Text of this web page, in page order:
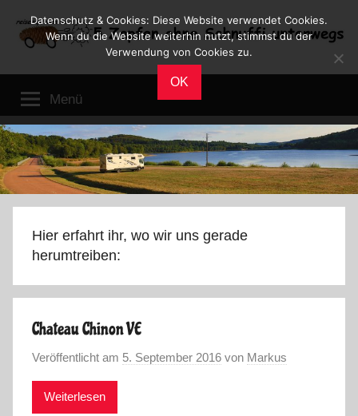
Inhalt
Reiseblog
Leben
im
Wohnmobil
Menü
Hier erfahrt ihr, wo wir uns gerade
herumtreiben:
Chateau Chinon VE
Veröffentlicht am 5. September 2016 von Markus
Weiterlesen
Datenschutz & Cookies: Diese Website verwendet Cookies.
Wenn du die Website weiterhin nutzt, stimmst du der
Verwendung von Cookies zu.
OK